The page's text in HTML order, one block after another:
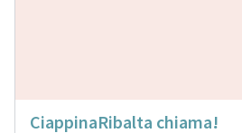
CiappinaRibalta chiama!